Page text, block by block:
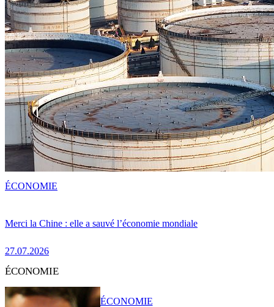
Merci la Chine : elle a sauvé l’économie mondiale
27.07.2026
ÉCONOMIE
ÉCONOMIE
ÉCONOMIE